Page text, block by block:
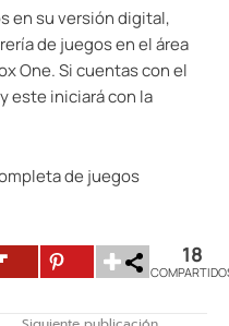
en su versión digital,
de juegos en el área
One. Si cuentas con el
este iniciará con la
de juegos
18